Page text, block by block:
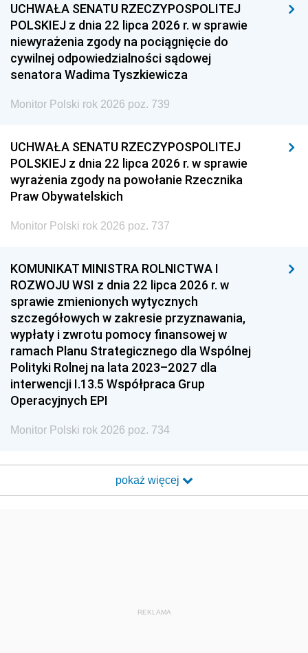
UCHWAŁA SENATU RZECZYPOSPOLITEJ
POLSKIEJ z dnia 22 lipca 2026 r. w sprawie
niewyrażenia zgody na pociągnięcie do
cywilnej odpowiedzialności sądowej
senatora Wadima Tyszkiewicza
Monitor Polski rok 2026 poz. 739
UCHWAŁA SENATU RZECZYPOSPOLITEJ
POLSKIEJ z dnia 22 lipca 2026 r. w sprawie
wyrażenia zgody na powołanie Rzecznika
Praw Obywatelskich
Monitor Polski rok 2026 poz. 737
KOMUNIKAT MINISTRA ROLNICTWA I
ROZWOJU WSI z dnia 22 lipca 2026 r. w
sprawie zmienionych wytycznych
szczegółowych w zakresie przyznawania,
wypłaty i zwrotu pomocy finansowej w
ramach Planu Strategicznego dla Wspólnej
Polityki Rolnej na lata 2023–2027 dla
interwencji I.13.5 Współpraca Grup
Operacyjnych EPI
Monitor Polski rok 2026 poz. 734
pokaż więcej
REKLAMA